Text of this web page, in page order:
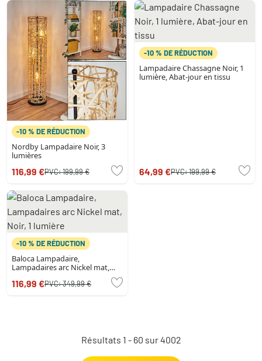
-10 % DE RÉDUCTION
Nordby Lampadaire Noir, 3
lumières
116,99 €PVC:199,99 €
-10 % DE RÉDUCTION
Lampadaire Chassagne Noir, 1
lumière, Abat-jour en tissu
64,99 €PVC:199,99 €
-10 % DE RÉDUCTION
Baloca Lampadaire,
Lampadaires arc Nickel mat,
116,99 €PVC:349,99 €
Résultats 1 - 60 sur 4002